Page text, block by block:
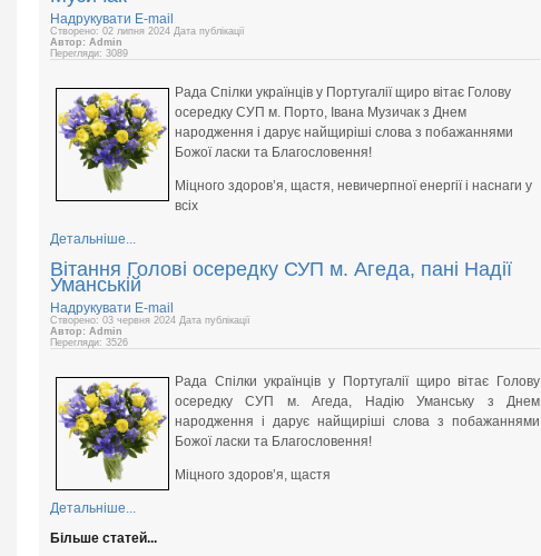
Надрукувати E-mail
Створено: 02 липня 2024 Дата публікації
Автор: Admin
Перегляди: 3089
Рада Спілки українців у Португалії щиро вітає Голову
осередку СУП м. Порто, Івана Музичак з Днем
народження і дарує найщиріші слова з побажаннями
Божої ласки та Благословення!
Міцного здоров’я, щастя, невичерпної енергії і наснаги у
всіх
Детальніше...
Вітання Голові осередку СУП м. Агеда, пані Надії
Уманській
Надрукувати E-mail
Створено: 03 червня 2024 Дата публікації
Автор: Admin
Перегляди: 3526
Рада Спілки українців у Португалії щиро вітає Голову
осередку СУП м. Агеда, Надію Уманську з Днем
народження і дарує найщиріші слова з побажаннями
Божої ласки та Благословення!
Міцного здоров’я, щастя
Детальніше...
Більше статей...